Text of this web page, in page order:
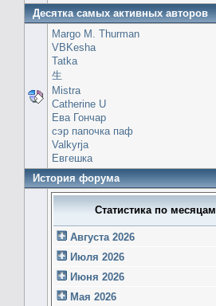
Десятка самых активных авторов
Margo M. Thurman
VBKesha
Tatka
生
Mistra
Catherine U
Ева Гончар
сэр папочка паф
Valkyrja
Евгешка
История форума
Статистика по месяцам
Августа 2026
Июля 2026
Июня 2026
Мая 2026